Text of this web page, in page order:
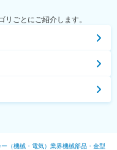
ごとにご紹介します。
ー（機械・電気）業界機械部品・金型